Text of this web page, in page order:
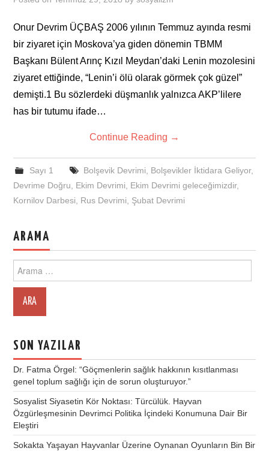
Onur Devrim ÜÇBAŞ 2006 yılının Temmuz ayında resmi
bir ziyaret için Moskova’ya giden dönemin TBMM
Başkanı Bülent Arınç Kızıl Meydan’daki Lenin mozolesini
ziyaret ettiğinde, “Lenin’i ölü olarak görmek çok güzel”
demişti.1 Bu sözlerdeki düşmanlık yalnızca AKP’lilere
has bir tutumu ifade…
Continue Reading →
Sayı 1 Bolşevik Devrimi, Bolşevikler İktidara Geliyor,
Devrime Doğru, Ekim Devrimi, Ekim Devrimi geleceğimizdir,
Kornilov Darbesi, Rus Devrimi, Şubat Devrimi
ARAMA
Search
for:
SON YAZILAR
Dr. Fatma Örgel: “Göçmenlerin sağlık hakkının kısıtlanması
genel toplum sağlığı için de sorun oluşturuyor.”
Sosyalist Siyasetin Kör Noktası: Türcülük. Hayvan
Özgürleşmesinin Devrimci Politika İçindeki Konumuna Dair Bir
Eleştiri
Sokakta Yaşayan Hayvanlar Üzerine Oynanan Oyunların Bin Bir